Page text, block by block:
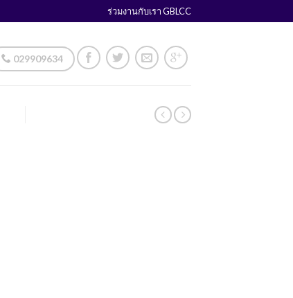
ร่วมงานกับเรา GBLCC
029909634